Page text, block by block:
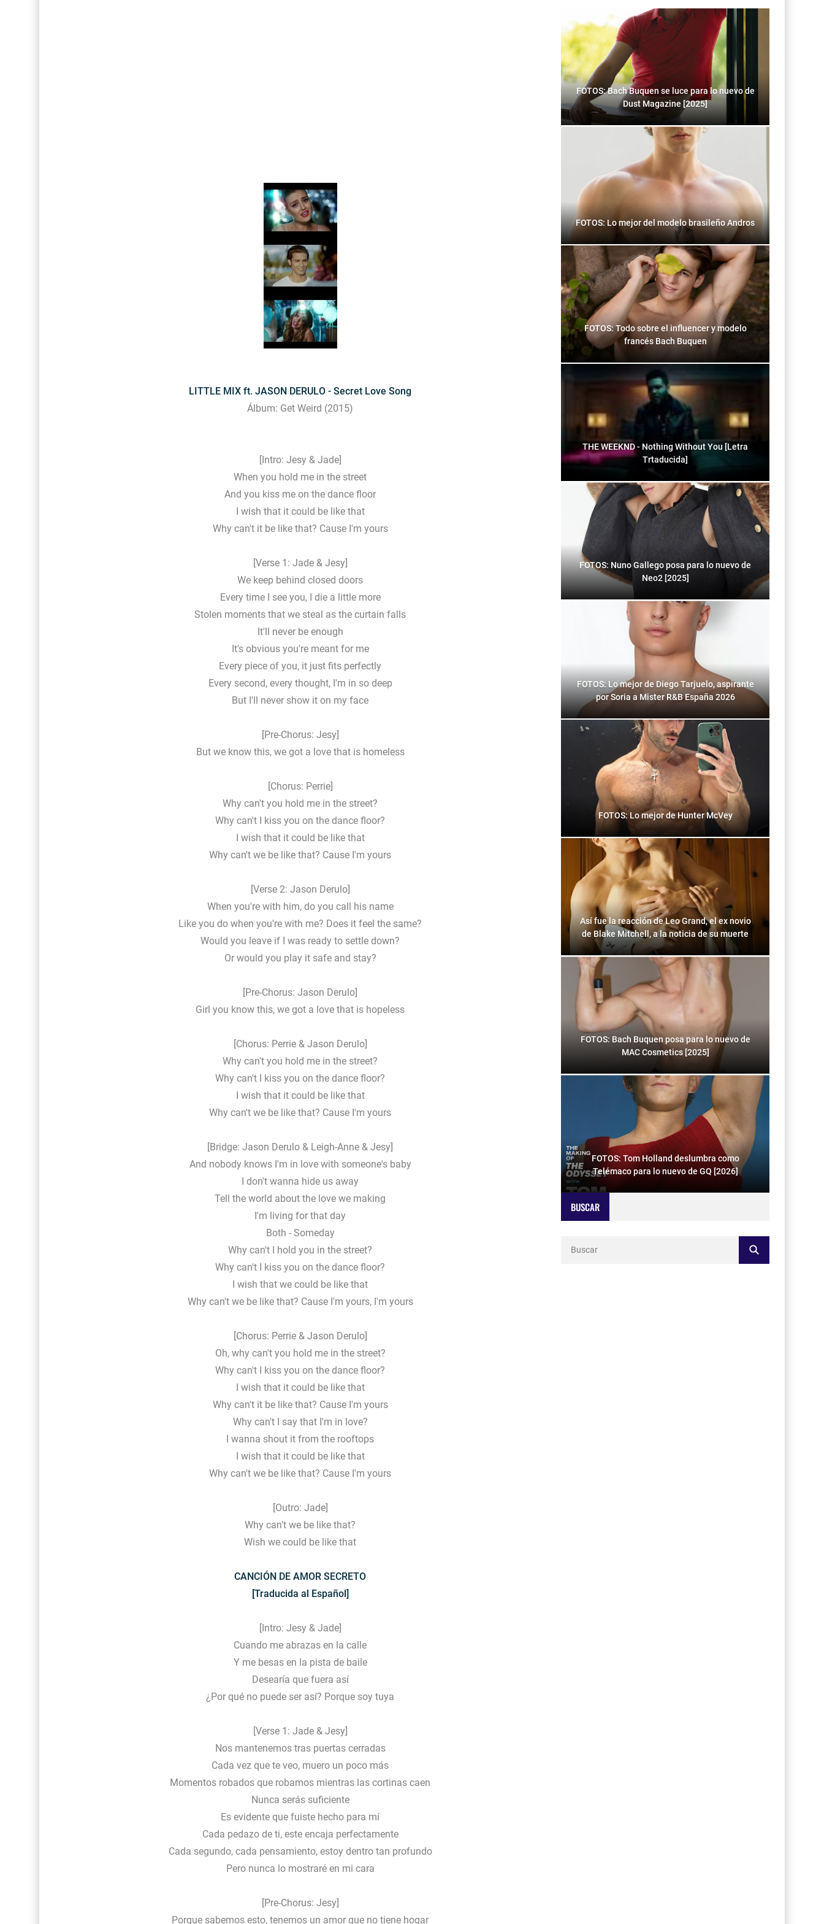
LITTLE MIX ft. JASON DERULO - Secret Love Song
Álbum: Get Weird (2015)
[Intro: Jesy & Jade]
When you hold me in the street
And you kiss me on the dance floor
I wish that it could be like that
Why can't it be like that? Cause I'm yours
[Verse 1: Jade & Jesy]
We keep behind closed doors
Every time I see you, I die a little more
Stolen moments that we steal as the curtain falls
It'll never be enough
It's obvious you're meant for me
Every piece of you, it just fits perfectly
Every second, every thought, I'm in so deep
But I'll never show it on my face
[Pre-Chorus: Jesy]
But we know this, we got a love that is homeless
[Chorus: Perrie]
Why can't you hold me in the street?
Why can't I kiss you on the dance floor?
I wish that it could be like that
Why can't we be like that? Cause I'm yours
[Verse 2: Jason Derulo]
When you're with him, do you call his name
Like you do when you're with me? Does it feel the same?
Would you leave if I was ready to settle down?
Or would you play it safe and stay?
[Pre-Chorus: Jason Derulo]
Girl you know this, we got a love that is hopeless
[Chorus: Perrie & Jason Derulo]
Why can't you hold me in the street?
Why can't I kiss you on the dance floor?
I wish that it could be like that
Why can't we be like that? Cause I'm yours
[Bridge: Jason Derulo & Leigh-Anne & Jesy]
And nobody knows I'm in love with someone's baby
I don't wanna hide us away
Tell the world about the love we making
I'm living for that day
Both - Someday
Why can't I hold you in the street?
Why can't I kiss you on the dance floor?
I wish that we could be like that
Why can't we be like that? Cause I'm yours, I'm yours
[Chorus: Perrie & Jason Derulo]
Oh, why can't you hold me in the street?
Why can't I kiss you on the dance floor?
I wish that it could be like that
Why can't it be like that? Cause I'm yours
Why can't I say that I'm in love?
I wanna shout it from the rooftops
I wish that it could be like that
Why can't we be like that? Cause I'm yours
[Outro: Jade]
Why can't we be like that?
Wish we could be like that
CANCIÓN DE AMOR SECRETO
[Traducida al Español]
[Intro: Jesy & Jade]
Cuando me abrazas en la calle
Y me besas en la pista de baile
Desearía que fuera así
¿Por qué no puede ser así? Porque soy tuya
[Verse 1: Jade & Jesy]
Nos mantenemos tras puertas cerradas
Cada vez que te veo, muero un poco más
Momentos robados que robamos mientras las cortinas caen
Nunca serás suficiente
Es evidente que fuiste hecho para mí
Cada pedazo de ti, este encaja perfectamente
Cada segundo, cada pensamiento, estoy dentro tan profundo
Pero nunca lo mostraré en mi cara
[Pre-Chorus: Jesy]
Porque sabemos esto, tenemos un amor que no tiene hogar
FOTOS: Bach Buquen se luce para lo nuevo de
Dust Magazine [2025]
FOTOS: Lo mejor del modelo brasileño Andros
FOTOS: Todo sobre el influencer y modelo
francés Bach Buquen
THE WEEKND - Nothing Without You [Letra
Trtaducida]
FOTOS: Nuno Gallego posa para lo nuevo de
Neo2 [2025]
FOTOS: Lo mejor de Diego Tarjuelo, aspirante
por Soria a Mister R&B España 2026
FOTOS: Lo mejor de Hunter McVey
Así fue la reacción de Leo Grand, el ex novio
de Blake Mitchell, a la noticia de su muerte
FOTOS: Bach Buquen posa para lo nuevo de
MAC Cosmetics [2025]
FOTOS: Tom Holland deslumbra como
Telémaco para lo nuevo de GQ [2026]
BUSCAR